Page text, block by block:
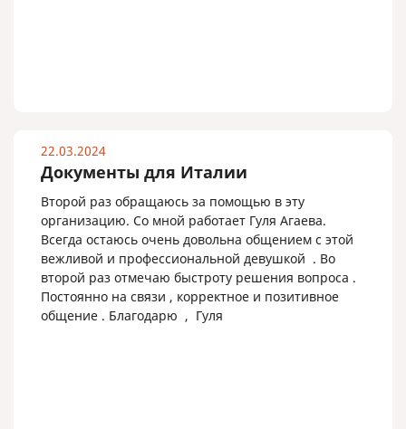
22.03.2024
Документы для Италии
Второй раз обращаюсь за помощью в эту
организацию. Со мной работает Гуля Агаева.
Всегда остаюсь очень довольна общением с этой
вежливой и профессиональной девушкой . Во
второй раз отмечаю быстроту решения вопроса .
Постоянно на связи , корректное и позитивное
общение . Благодарю , Гуля